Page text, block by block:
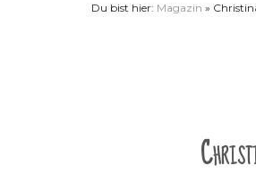
Du bist hier: Magazin »